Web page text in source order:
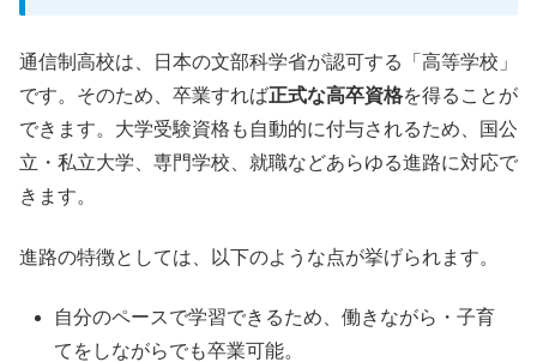
通信制高校は、日本の文部科学省が認可する「高等学校」
です。そのため、卒業すれば正式な高卒資格を得ることが
できます。大学受験資格も自動的に付与されるため、国公
立・私立大学、専門学校、就職などあらゆる進路に対応で
きます。
進路の特徴としては、以下のような点が挙げられます。
自分のペースで学習できるため、働きながら・子育
てをしながらでも卒業可能。